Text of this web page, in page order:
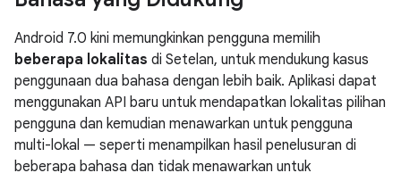
Android 7.0 kini memungkinkan pengguna memilih
beberapa lokalitas di Setelan, untuk mendukung kasus
penggunaan dua bahasa dengan lebih baik. Aplikasi dapat
menggunakan API baru untuk mendapatkan lokalitas pilihan
pengguna dan kemudian menawarkan untuk pengguna
multi-lokal — seperti menampilkan hasil penelusuran di
beberapa bahasa dan tidak menawarkan untuk